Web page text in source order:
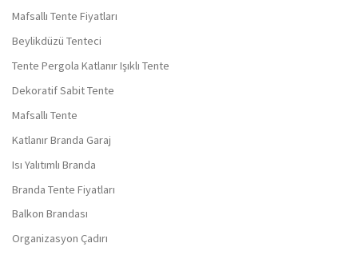
Mafsallı Tente Fiyatları
Beylikdüzü Tenteci
Tente Pergola Katlanır Işıklı Tente
Dekoratif Sabit Tente
Mafsallı Tente
Katlanır Branda Garaj
Isı Yalıtımlı Branda
Branda Tente Fiyatları
Balkon Brandası
Organizasyon Çadırı